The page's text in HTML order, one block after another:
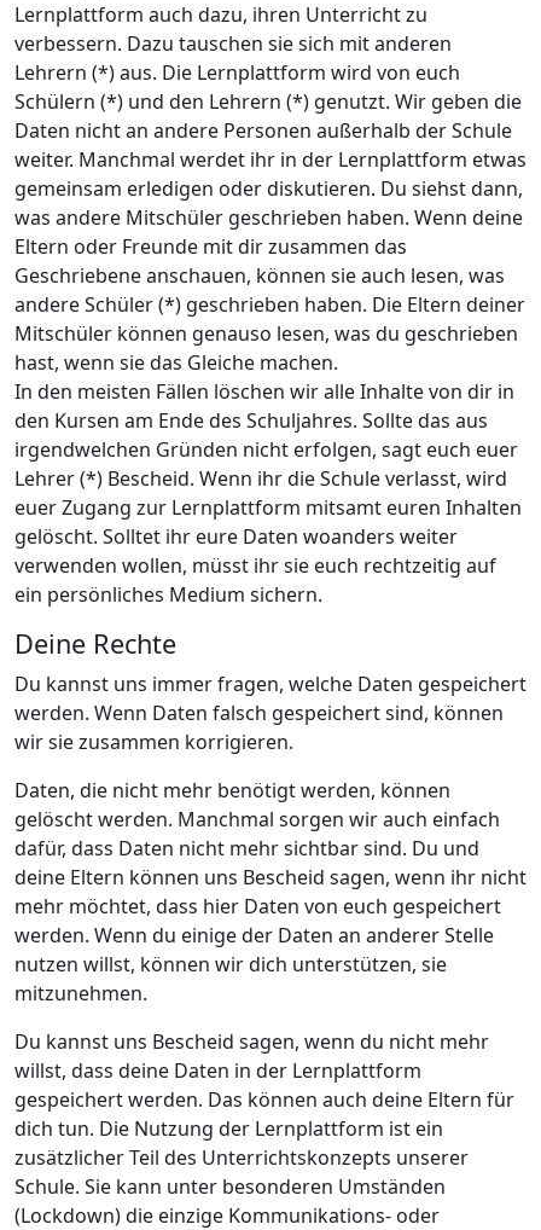
Lernplattform auch dazu, ihren Unterricht zu
verbessern. Dazu tauschen sie sich mit anderen
Lehrern (*) aus. Die Lernplattform wird von euch
Schülern (*) und den Lehrern (*) genutzt. Wir geben die
Daten nicht an andere Personen außerhalb der Schule
weiter. Manchmal werdet ihr in der Lernplattform etwas
gemeinsam erledigen oder diskutieren. Du siehst dann,
was andere Mitschüler geschrieben haben. Wenn deine
Eltern oder Freunde mit dir zusammen das
Geschriebene anschauen, können sie auch lesen, was
andere Schüler (*) geschrieben haben. Die Eltern deiner
Mitschüler können genauso lesen, was du geschrieben
hast, wenn sie das Gleiche machen.
In den meisten Fällen löschen wir alle Inhalte von dir in
den Kursen am Ende des Schuljahres. Sollte das aus
irgendwelchen Gründen nicht erfolgen, sagt euch euer
Lehrer (*) Bescheid. Wenn ihr die Schule verlasst, wird
euer Zugang zur Lernplattform mitsamt euren Inhalten
gelöscht. Solltet ihr eure Daten woanders weiter
verwenden wollen, müsst ihr sie euch rechtzeitig auf
ein persönliches Medium sichern.
Deine Rechte
Du kannst uns immer fragen, welche Daten gespeichert
werden. Wenn Daten falsch gespeichert sind, können
wir sie zusammen korrigieren.
Daten, die nicht mehr benötigt werden, können
gelöscht werden. Manchmal sorgen wir auch einfach
dafür, dass Daten nicht mehr sichtbar sind. Du und
deine Eltern können uns Bescheid sagen, wenn ihr nicht
mehr möchtet, dass hier Daten von euch gespeichert
werden. Wenn du einige der Daten an anderer Stelle
nutzen willst, können wir dich unterstützen, sie
mitzunehmen.
Du kannst uns Bescheid sagen, wenn du nicht mehr
willst, dass deine Daten in der Lernplattform
gespeichert werden. Das können auch deine Eltern für
dich tun. Die Nutzung der Lernplattform ist ein
zusätzlicher Teil des Unterrichtskonzepts unserer
Schule. Sie kann unter besonderen Umständen
(Lockdown) die einzige Kommunikations- oder